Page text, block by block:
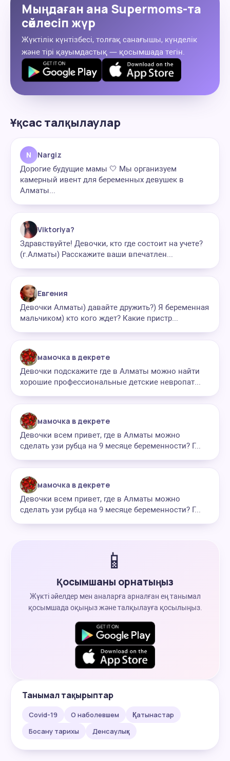
Мыңдаған ана Supermoms-та
сөйлесіп жүр
Жүктілік күнтізбесі, толғақ санағышы, күнделік
және тірі қауымдастық — қосымшада тегін.
Ұқсас талқылаулар
N Nargiz
Дорогие будущие мамы 🤍 Мы организуем
камерный ивент для беременных девушек в
Алматы...
Viktoriya?
Здравствуйте! Девочки, кто где состоит на учете?
(г.Алматы) Расскажите ваши впечатлен...
Евгения
Девочки Алматы) давайте дружить?) Я беременная
мальчиком) кто кого ждет? Какие пристр...
мамочка в декрете
Девочки подскажите где в Алматы можно найти
хорошие профессиональные детские невропат...
мамочка в декрете
Девочки всем привет, где в Алматы можно
сделать узи рубца на 9 месяце беременности? Г...
мамочка в декрете
Девочки всем привет, где в Алматы можно
сделать узи рубца на 9 месяце беременности? Г...
📱
Қосымшаны орнатыңыз
Жүкті әйелдер мен аналарға арналған ең танымал
қосымшада оқыңыз және талқылауға қосылыңыз.
Танымал тақырыптар
Covid-19 О наболевшем
Қатынастар
Босану тарихы
Денсаулық